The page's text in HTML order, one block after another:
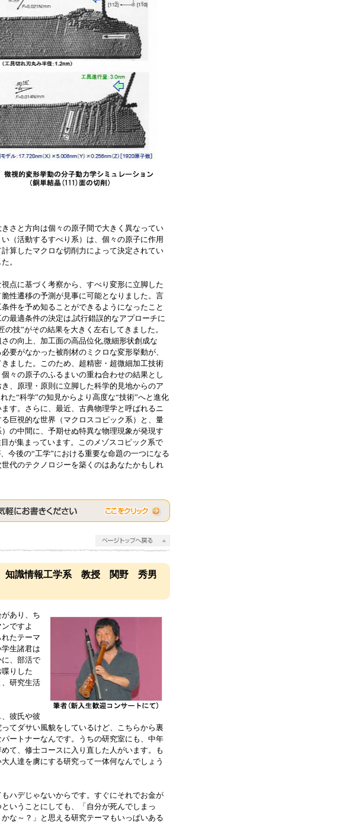
さと方向は個々の原子間で大きく異なってい
（活動するすべり系）は、個々の原子に作用
算したマクロな切削力によって決定されてい
。
点に基づく考察から、すべり変形に立脚した
性遷移の予測が見事に可能となりました。言
件を予め知ることができるようになったこと
最適条件の決定は,試行錯誤的なアプローチに
技”がその結果を大きく左右してきました。
の向上、加工面の高品位化,微細形状創成な
要がなかった被削材のミクロな変形挙動が、
ました。このため、超精密・超微細加工技術
々の原子のふるまいの重ね合わせの結果とし
、原理・原則に立脚した科学的見地からのア
た“科学”の知見からより高度な“技術”へと進化
す。さらに、最近、古典物理学と呼ばれるニ
巨視的な世界（マクロスコピック系）と、量
の中間に、予期せぬ特異な物理現象が発現す
が集まっています。このメゾスコピック系で
今後の“工学”における重要な命題の一つになる
代のテクノロジーを築くのはあなたかもしれ
知識情報工学系 教授 関野 秀男
あり、ち
ですよ
たテーマ
生諸君は
に、部活で
りした
研究生活
彼氏や彼
てダサい風貌をしているけど、こちらから裏
ートナーなんです。うちの研究室にも、中年
て、修士コースに入り直した人がいます。も
人達を虜にする研究って一体何なんでしょう
ハデじゃないからです。すぐにそれでお金が
いうことにしても、「自分が死んでしまっ
な～？」と思える研究テーマもいっぱいある